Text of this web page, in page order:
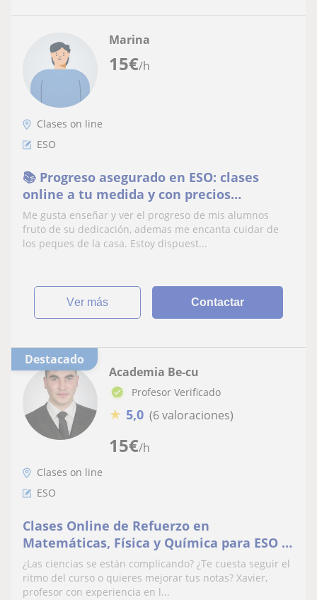
15€/h
Marina
Clases on line
ESO
📚 Progreso asegurado en ESO: clases
online a tu medida y con precios
accesibles
Me gusta enseñar y ver el progreso de mis alumnos
fruto de su dedicación, ademas me encanta cuidar de
los peques de la casa. Estoy dispuest...
ver más Contactar
Destacado
15€/h
Academia Be-cu
Profesor Verificado
★ 5,0 (6 valoraciones)
Clases on line
ESO
Clases Online de Refuerzo en
Matemáticas, Física y Química para ESO –
Profesor Xavier
¿Las ciencias se están complicando? ¿Te cuesta seguir el
ritmo del curso o quieres mejorar tus notas? Xavier,
profesor con experiencia en l...